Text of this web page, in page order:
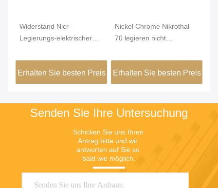
Widerstand Nicr-
Legierungs-elektrischer
Karma-6j22
Erhalten Sie besten Preis
Nickel Chrome Nikrothal
70 legieren nicht
getempert
Erhalten Sie besten Preis
Senden Sie Ihre Untersuchung
Schicken Sie uns Ihren
Antrag bitte und wir
antworten auf Sie so
bald wie möglich.